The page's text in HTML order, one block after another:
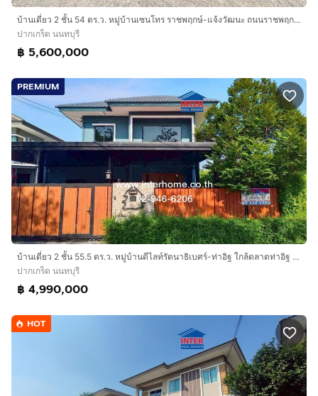
บ้านเดี่ยว 2 ชั้น 54 ตร.ว. หมู่บ้านเซนโทร ราชพฤกษ์-แจ้งวัฒนะ ถนนราชพฤกษ์ ถนนชัยพฤกษ์ ปากเกร็ด นนทบุรี
ปากเกร็ด นนทบุรี
฿ 5,600,000
PREMIUM
บ้านเดี่ยว 2 ชั้น 55.5 ตร.ว. หมู่บ้านดีไลท์รัตนาธิเบศร์-ท่าอิฐ ใกล้ตลาดท่าอิฐ ซอยวัดท่าอิฐ ถนนราชพฤกษ์ ถนนท่าอิฐ-หมู่5 ปากเกร็ด นนทบุรี
ปากเกร็ด นนทบุรี
฿ 4,990,000
HOT